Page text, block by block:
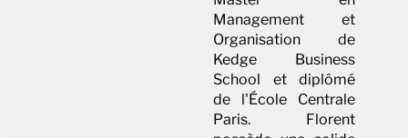
Management et
Organisation de
Kedge Business
School et diplômé
de l'École Centrale
Paris. Florent